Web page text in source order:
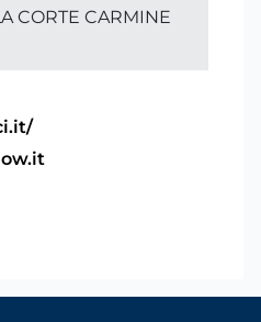
CORTE CARMINE